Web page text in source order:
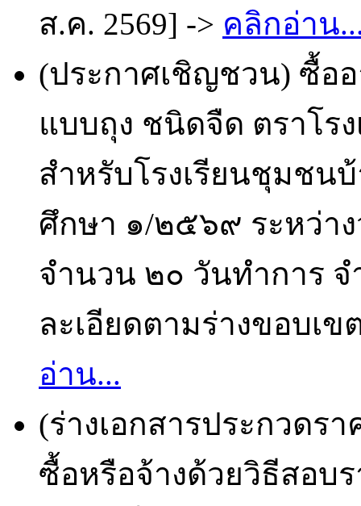
ส.ค. 2569] -> คลิกอ่าน
(ประกาศเชิญชวน) ซื้ออ
แบบถุง ชนิดจืด ตราโร
สำหรับโรงเรียนชุมชน
ศึกษา ๑/๒๕๖๙ ระหว่า
จำนวน ๒๐ วันทำการ
ละเอียดตามร่างขอบเข
อ่าน...
(ร่างเอกสารประกวดรา
ซื้อหรือจ้างด้วยวิธีสอบ